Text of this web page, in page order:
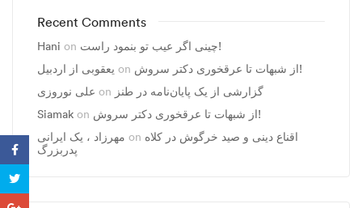
Recent Comments
Hani on
چینی اگر عیب تو بنمود راست!
یعقوبی از اردبیل on
از شبهات تا عرقخوری دکتر سروش!
علی نوروزی on گزارشی از یک پایان‌نامه در طنز
Siamak on
از شبهات تا عرقخوری دکتر سروش!
مهرزاد ، يک ايرانی on اقناع دینی و صید خرگوش در کلاه
پدربزرگ